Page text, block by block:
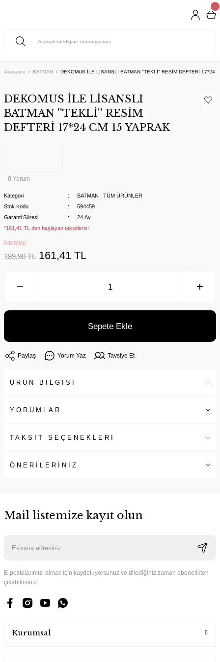
Anasayfa BATMAN DEKOMUS İLE LİSANSLI BATMAN ''TEKLİ'' RESİM DEFTERİ 17*24
DEKOMUS İLE LİSANSLI
BATMAN ''TEKLİ'' RESİM
DEFTERİ 17*24 CM 15 YAPRAK
0 Yorum
Kategori BATMAN
TÜM ÜRÜNLER
Stok Kodu
594459
Garanti Süresi
24 Ay
*161,41 TL den başlayan taksitlerle!
İNDİRİMLİ
189,90 TL 161,41 TL
Sepete Ekle
Paylaş Yorum Yaz Tavsiye Et
ÜRÜN BİLGİSİ
YORUMLAR
TAKSİT SEÇENEKLERİ
ÖNERİLERİNİZ
Mail listemize kayıt olun
E-postalarımızı almak için kaydoluyorsunuz ve dilediğiniz zaman abonelikten
çıkabilirsiniz.
Kurumsal